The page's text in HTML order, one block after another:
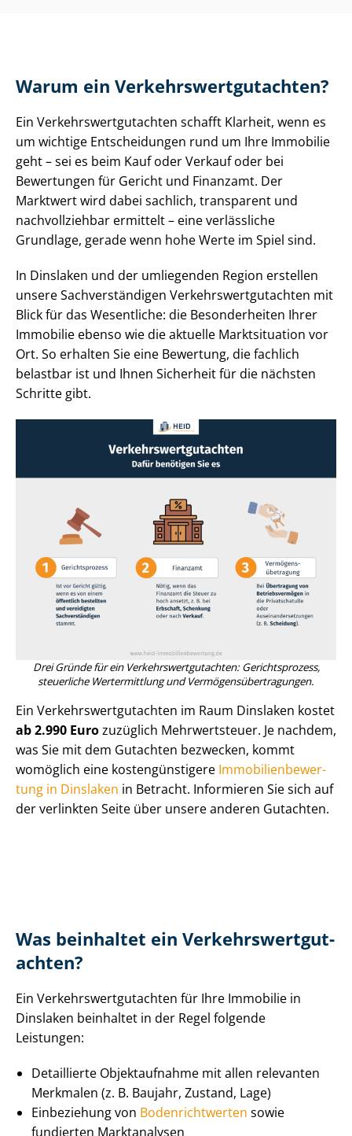
Warum ein Ver­kehrs­wert­gut­ach­ten?
Ein Ver­kehrs­wert­gut­ach­ten schafft Klarheit, wenn es
um wichtige Entscheidungen rund um Ihre Immobilie
geht – sei es beim Kauf oder Verkauf oder bei
Bewertungen für Gericht und Finanzamt. Der
Marktwert wird dabei sachlich, transparent und
nachvollziehbar ermittelt – eine verlässliche
Grundlage, gerade wenn hohe Werte im Spiel sind.
In Dinslaken und der umliegenden Region erstellen
unsere Sach­ver­stän­di­gen Ver­kehrs­wert­gut­ach­ten mit
Blick für das Wesentliche: die Besonderheiten Ihrer
Immobilie ebenso wie die aktuelle Marktsituation vor
Ort. So erhalten Sie eine Bewertung, die fachlich
belastbar ist und Ihnen Sicherheit für die nächsten
Schritte gibt.
Drei Gründe für ein Ver­kehrs­wert­gut­ach­ten: Gerichtsprozess,
steuerliche Wertermittlung und Ver­mö­gens­über­tra­gun­gen.
Ein Ver­kehrs­wert­gut­ach­ten im Raum Dinslaken kostet
ab 2.990 Eurozuzüglich Mehrwertsteuer. Je nachdem,
was Sie mit dem Gutachten bezwecken, kommt
womöglich eine kos­ten­güns­ti­ge­re Im­mo­bi­li­en­be­wer­
tung in Dinslaken in Betracht. Informieren Sie sich auf
der verlinkten Seite über unsere anderen Gutachten.
Was beinhaltet ein Ver­kehrs­wert­gut­
ach­ten?
Ein Ver­kehrs­wert­gut­ach­ten für Ihre Immobilie in
Dinslaken beinhaltet in der Regel folgende
Leistungen:
Detaillierte Objektaufnahme mit allen relevanten
Merkmalen (z. B. Baujahr, Zustand, Lage)
Einbeziehung von Bo­den­richt­wer­ten sowie
fundierten Marktanalysen